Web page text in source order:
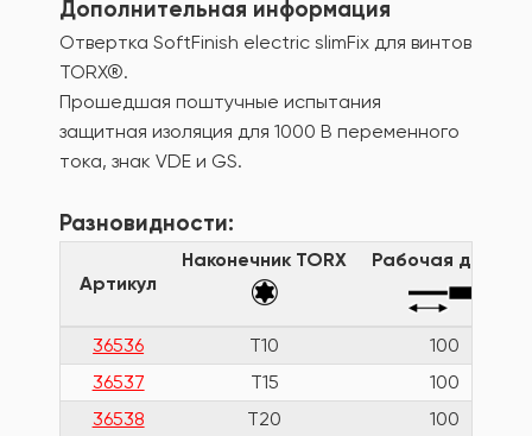
Дополнительная информация
Отвертка SoftFinish electric slimFix для винтов
TORX®.
Прошедшая поштучные испытания
защитная изоляция для 1000 В переменного
тока, знак VDE и GS.
Разновидности:
Артикул
Наконечник TORX Рабочая длина
36536 T10
100
36537
T15
100
36538
T20
100